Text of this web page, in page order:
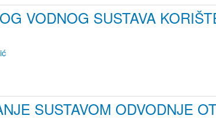
VODNOG SUSTAVA
SUSTAVOM ODVODNJE